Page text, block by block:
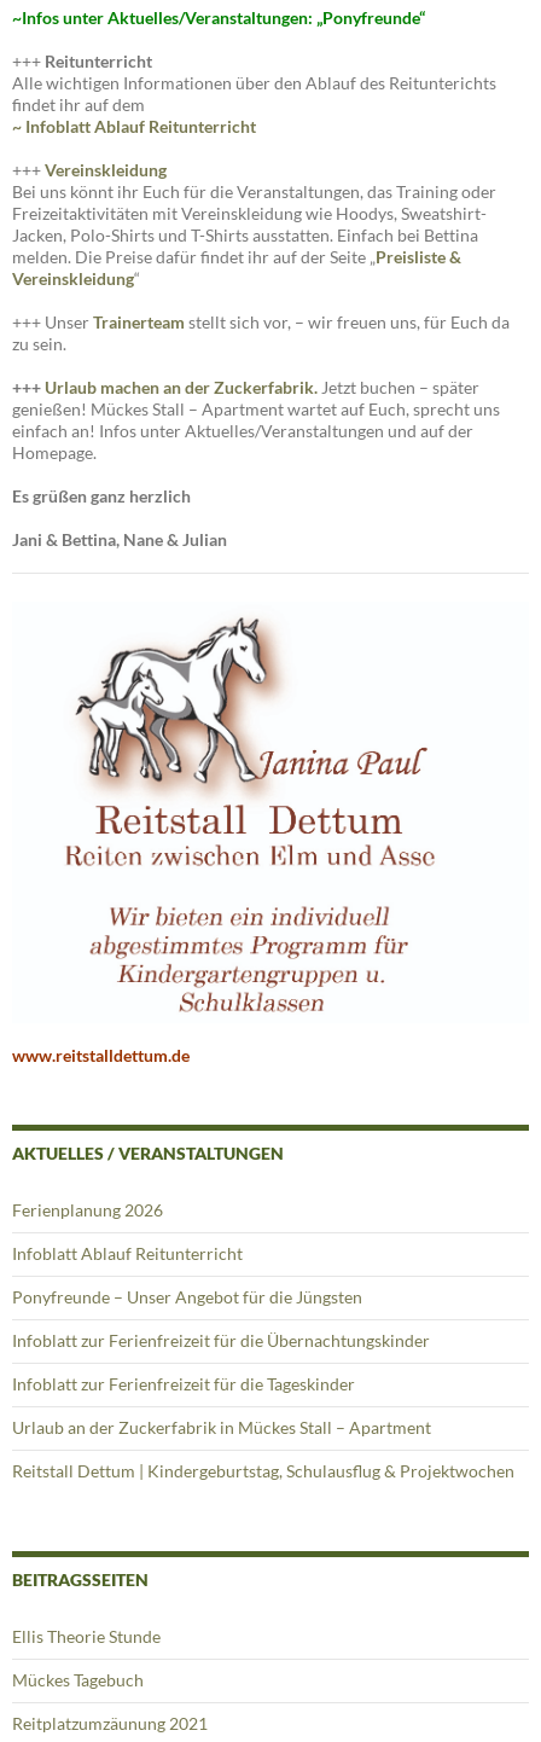
~Infos unter Aktuelles/Veranstaltungen: „Ponyfreunde“
+++ Reitunterricht
Alle wichtigen Informationen über den Ablauf des Reitunterichts
findet ihr auf dem
~ Infoblatt Ablauf Reitunterricht
+++Vereinskleidung
Bei uns könnt ihr Euch für die Veranstaltungen, das Training oder
Freizeitaktivitäten mit Vereinskleidung wie Hoodys, Sweatshirt-
Jacken, Polo-Shirts und T-Shirts ausstatten. Einfach bei Bettina
melden. Die Preise dafür findet ihr auf der Seite „Preisliste&
Vereinskleidung“
+++ UnserTrainerteam stellt sich vor, – wir freuen uns, für Euch da
zu sein.
+++ Urlaub machen an der Zuckerfabrik. Jetzt buchen – später
genießen! Mückes Stall – Apartment wartet auf Euch, sprecht uns
einfach an! Infos unter Aktuelles/Veranstaltungen und auf der
Homepage.
Es grüßen ganz herzlich
Jani & Bettina, Nane & Julian
www.reitstalldettum.de
AKTUELLES / VERANSTALTUNGEN
Ferienplanung 2026
Infoblatt Ablauf Reitunterricht
Ponyfreunde – Unser Angebot für die Jüngsten
Infoblatt zur Ferienfreizeit für die Übernachtungskinder
Infoblatt zur Ferienfreizeit für die Tageskinder
Urlaub an der Zuckerfabrik in Mückes Stall – Apartment
Reitstall Dettum | Kindergeburtstag, Schulausflug & Projektwochen
BEITRAGSSEITEN
Ellis Theorie Stunde
Mückes Tagebuch
Reitplatzumzäunung 2021